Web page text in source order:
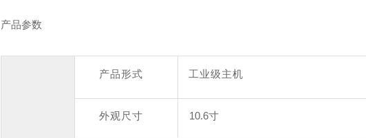
产品参数
产品形式 工业级主机
外观尺寸 10.6寸